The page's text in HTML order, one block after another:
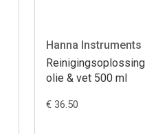
Hanna Instruments
olie & vet 500 ml
€ 36.50